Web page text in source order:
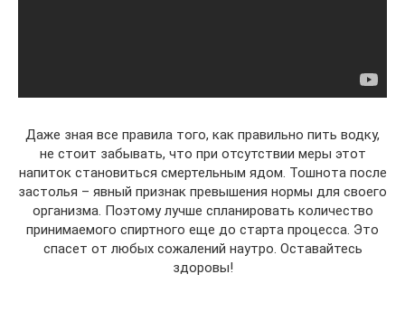
Даже зная все правила того, как правильно пить водку,
не стоит забывать, что при отсутствии меры этот
напиток становиться смертельным ядом. Тошнота после
застолья – явный признак превышения нормы для своего
организма. Поэтому лучше спланировать количество
принимаемого спиртного еще до старта процесса. Это
спасет от любых сожалений наутро. Оставайтесь
здоровы!